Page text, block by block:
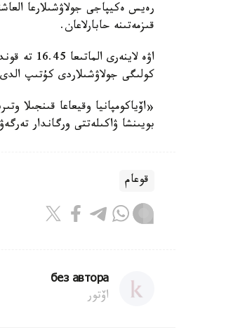
رەيس ەكيپاجى جولاۋشىلارعا
قىزمەتىنە حابارلاعان.
اۋە
كولىگى جولاۋشىلاردى كۇتىپ
«اۆياكومپانيا وقيعاعا قىنجىلا
بويىنشا ۋاكىلەتتى ورگاندار
قوعام
без автора
اۆتور